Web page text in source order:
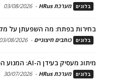
בלוגים מערכת HRus -
03/08/2026
בחירות בפתח: מה השפעתן על
בלוגים כותבים חיצוניים -
03/08/2026
מיתוג מעסיק בעידן ה-AI: המנוע הכלכלי של גיוס ושימור טלנטים
בלוגים מערכת HRus -
30/07/2026